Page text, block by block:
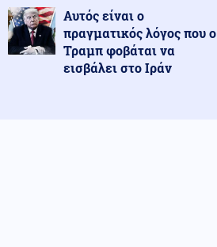
Αυτός είναι ο
πραγματικός λόγος που ο
Τραμπ φοβάται να
εισβάλει στο Ιράν